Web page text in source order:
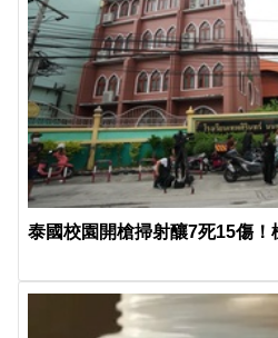
泰國校園開槍掃射釀7死15傷